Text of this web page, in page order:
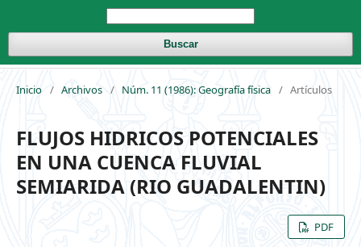
Buscar
Inicio / Archivos / Núm. 11 (1986): Geografía física / Artículos
FLUJOS HIDRICOS POTENCIALES
EN UNA CUENCA FLUVIAL
SEMIARIDA (RIO GUADALENTIN)
PDF